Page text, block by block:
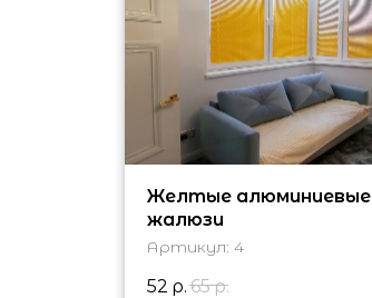
Желтые алюминиевые
жалюзи
Артикул: 4
52 р. 65 р.